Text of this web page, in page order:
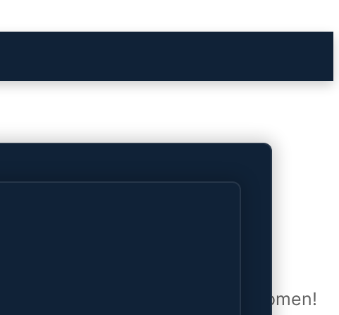
verschiet
en zal binnenkort online komen!